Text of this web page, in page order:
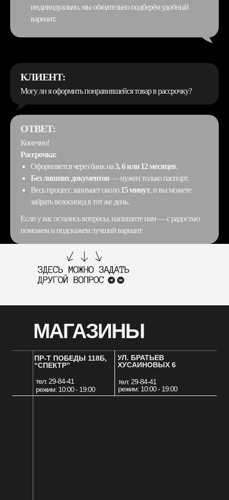
индивидуально, мы обязательно подберём удобный
вариант.
КЛИЕНТ:
Могу ли я оформить понравившейся товар в рассрочку?
ОТВЕТ:
Конечно!
Рассрочка:
Оформляется через банк на3, 6 или 12 месяцев.
Без лишних документов— нужен только паспорт.
Весь процесс занимает около15 минут, и вы можете
забрать велосипед в тот же день.
Если у вас остались вопросы, напишите нам — с радостью
поможем и подскажем лучший вариант
МАГАЗИНЫ
ПР-Т ПОБЕДЫ 118Б,
“СПЕКТР”
УЛ. БРАТЬЕВ
ХУСАИНОВЫХ 6
тел: 29-84-41
тел: 29-84-41
режим: 10:00 - 19:00
режим: 10:00 - 19:00